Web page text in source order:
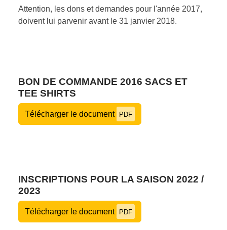
Attention, les dons et demandes pour l'année 2017,
doivent lui parvenir avant le 31 janvier 2018.
BON DE COMMANDE 2016 SACS ET
TEE SHIRTS
Télécharger le document PDF
INSCRIPTIONS POUR LA SAISON 2022 /
2023
Télécharger le document PDF